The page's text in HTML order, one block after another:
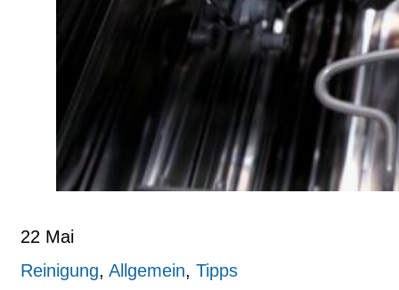
22 Mai
Reinigung, Allgemein, Tipps